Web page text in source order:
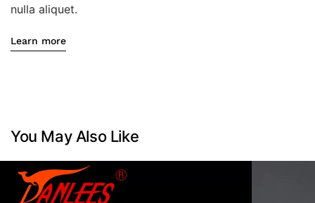
nulla aliquet.
Learn more
You May Also Like